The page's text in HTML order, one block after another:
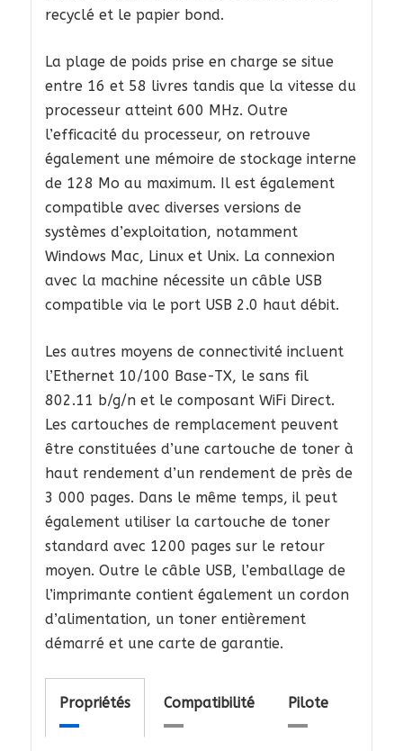
recyclé et le papier bond.
La plage de poids prise en charge se situe
entre 16 et 58 livres tandis que la vitesse du
processeur atteint 600 MHz. Outre
l’efficacité du processeur, on retrouve
également une mémoire de stockage interne
de 128 Mo au maximum. Il est également
compatible avec diverses versions de
systèmes d’exploitation, notamment
Windows Mac, Linux et Unix. La connexion
avec la machine nécessite un câble USB
compatible via le port USB 2.0 haut débit.
Les autres moyens de connectivité incluent
l’Ethernet 10/100 Base-TX, le sans fil
802.11 b/g/n et le composant WiFi Direct.
Les cartouches de remplacement peuvent
être constituées d’une cartouche de toner à
haut rendement d’un rendement de près de
3 000 pages. Dans le même temps, il peut
également utiliser la cartouche de toner
standard avec 1200 pages sur le retour
moyen. Outre le câble USB, l’emballage de
l’imprimante contient également un cordon
d’alimentation, un toner entièrement
démarré et une carte de garantie.
Propriétés Compatibilité Pilote